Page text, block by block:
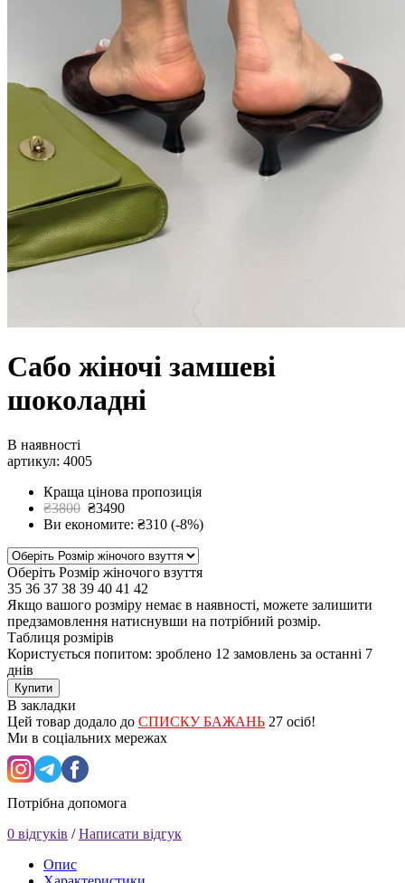
Сабо жіночі замшеві
шоколадні
В наявності
артикул: 4005
Краща цінова пропозиція
₴3800 ₴3490
Ви економите: ₴310 (-8%)
Оберіть Розмір жіночого взуття
35 36 37 38 39 40 41 42
Якщо вашого розміру немає в наявності, можете залишити
предзамовлення натиснувши на потрібний розмір.
Таблиця розмірів
Користується попитом: зроблено 12 замовлень за останні 7
днів
Купити
В закладки
Цей товар додало до СПИСКУ БАЖАНЬ 27 осіб!
Ми в соціальних мережах
Потрібна допомога
0 відгуків /Написати відгук
Опис